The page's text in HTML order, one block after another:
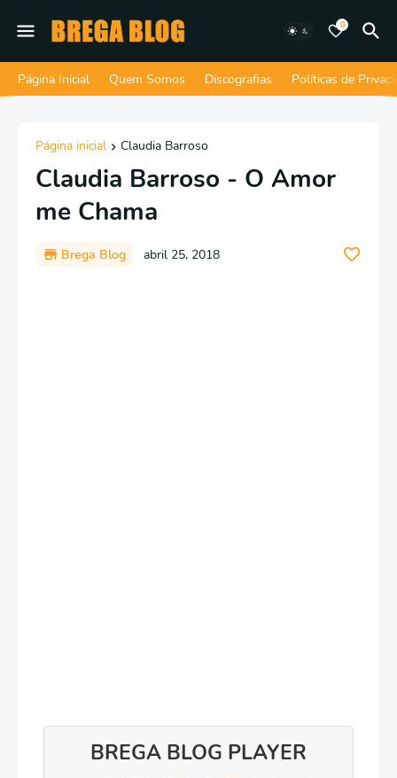
0
Página Inicial Quem Somos Discografias Políticas de
Página inicial Claudia Barroso
Claudia Barroso - O Amor
me Chama
Brega Blog abril 25, 2018
BREGA BLOG PLAYER